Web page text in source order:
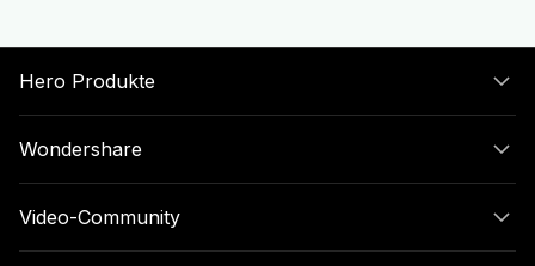
Hero Produkte
Wondershare
Video-Community